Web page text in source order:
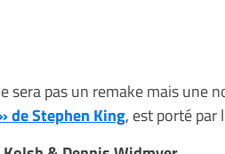
sera pas un remake mais une
de Stephen King, est porté par